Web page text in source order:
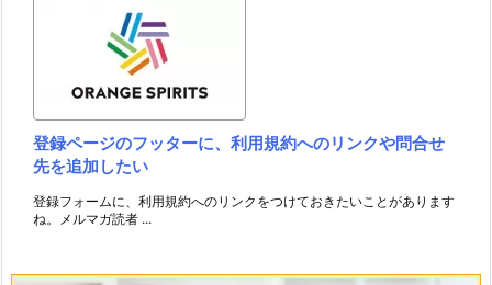
登録ページのフッターに、利用規約へのリンクや問合せ
先を追加したい
登録フォームに、利用規約へのリンクをつけておきたいことがあります
ね。メルマガ読者 ...